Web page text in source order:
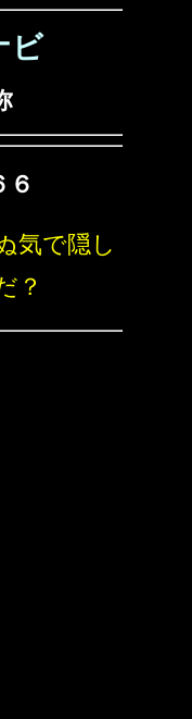
ビ
６
気で隠し
？